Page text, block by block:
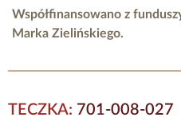
Współfinansowano z
Marka Zielińskiego.
TECZKA: 701-008-027